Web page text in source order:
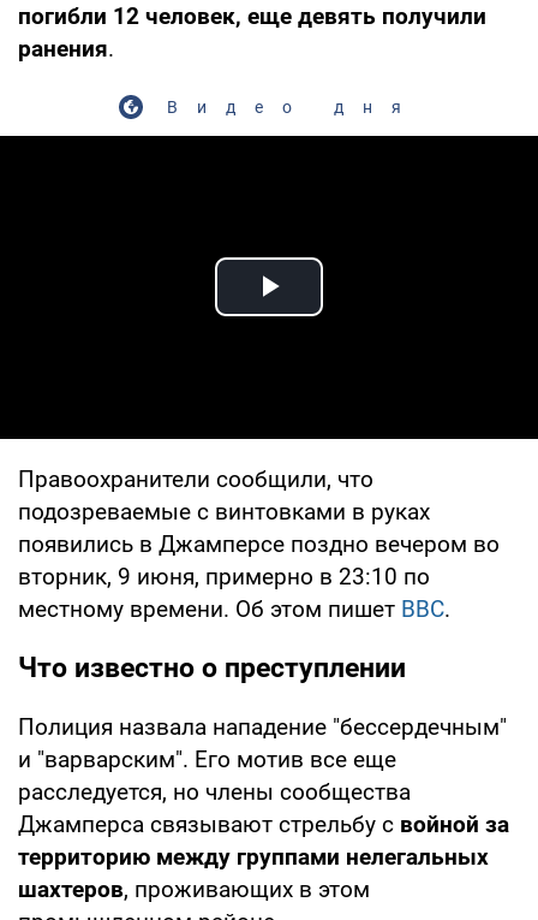
погибли 12 человек, еще девять получили
ранения.
Видео дня
Play Video
Правоохранители сообщили, что
подозреваемые с винтовками в руках
появились в Джамперсе поздно вечером во
вторник, 9 июня, примерно в 23:10 по
местному времени. Об этом пишет BBC.
Что известно о преступлении
Полиция назвала нападение "бессердечным"
и "варварским". Его мотив все еще
расследуется, но члены сообщества
Джамперса связывают стрельбу с войной за
территорию между группами нелегальных
шахтеров, проживающих в этом